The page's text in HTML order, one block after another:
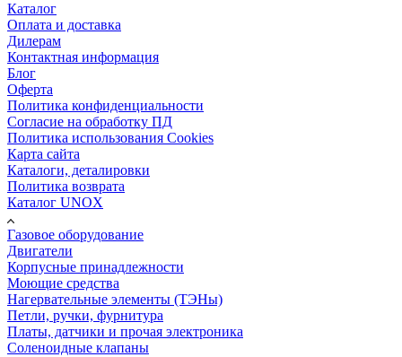
Каталог
Оплата и доставка
Дилерам
Контактная информация
Блог
Оферта
Политика конфиденциальности
Согласие на обработку ПД
Политика использования Cookies
Карта сайта
Каталоги, деталировки
Политика возврата
Каталог UNOX
Газовое оборудование
Двигатели
Корпусные принадлежности
Моющие средства
Нагервательные элементы (ТЭНы)
Петли, ручки, фурнитура
Платы, датчики и прочая электроника
Соленоидные клапаны